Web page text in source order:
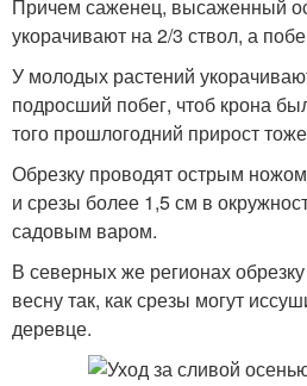
Причем саженец, высаженный
укорачивают на 2/3 ствол, а
У молодых растений
подросший побег, чтоб крона
того прошлогодний прирост
Обрезку проводят острым
и срезы более 1,5 см в
садовым варом.
В северных же регионах
весну так, как срезы могут
деревце.